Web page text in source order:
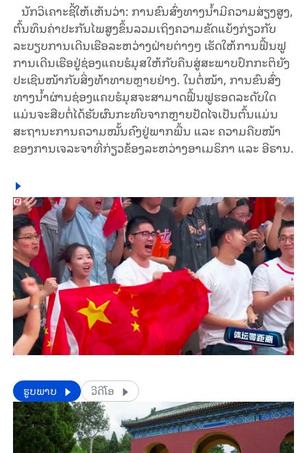
ນັກວິເຄາະຊີ້ໃຫ້ເຫັນວ່າ: ການຂົນສົ່ງທາງນໍ້າມີຄວາມສ່ຽງສູງ,
ຕົ້ນທຶນຄ່າປະກັນໄພສູງຂຶ້ນລວມເຖິງຄວາມຂັດແຍ້ງກ່ຽວກັບ
ລະບຽບການເດີນເຮືອລະຫວ່າງຝ່າຍຕ່າງໆ ເຮັດໃຫ້ການຟື້ນຟູ
ການເດີນເຮືອຢູ່ຊ່ອງແຄບຮໍມຸສໃຫ້ກັບຄືນສູ່ສະພາບປົກກະຕິຍັງ
ປະເຊີນໜ້າກັບສິ່ງທ້າທາຍຫຼາຍຢ່າງ. ໃນຕໍ່ໜ້າ, ການຂົນສົ່ງ
ທາງນໍ້າຜ່ານຊ່ອງແຄບຮໍມຸສຈະສາມາດຟື້ນຟູຮອດລະດັບໃດ
ແມ່ນຈະສືບຕໍ່ໄດ້ຮັບຜົນກະທົບຈາກຫຼາຍປັດໄຈເປັນຕົ້ນແມ່ນ
ສະຖານະການຄວາມໝັ້ນຄົງຢູ່ພາກພື້ນ ແລະ ຄວາມຄືບໜ້າ
ຂອງການເຈລະຈາທີ່ກ່ຽວຂ້ອງລະຫວ່າງອາເມຣິກາ ແລະ ອີຣານ.
​​ຮູບພາບ ວີດີໂອ